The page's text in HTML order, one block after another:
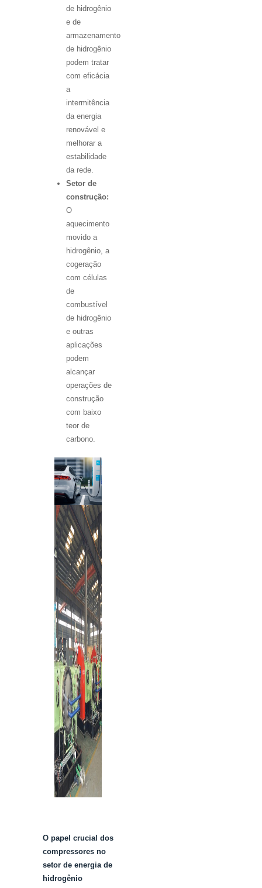
de hidrogênio
e de
armazenamento
de hidrogênio
podem tratar
com eficácia
a
intermitência
da energia
renovável e
melhorar a
estabilidade
da rede.
Setor de
construção:
O
aquecimento
movido a
hidrogênio, a
cogeração
com células
de
combustível
de hidrogênio
e outras
aplicações
podem
alcançar
operações de
construção
com baixo
teor de
carbono.
O papel crucial dos
compressores no
setor de energia de
hidrogênio